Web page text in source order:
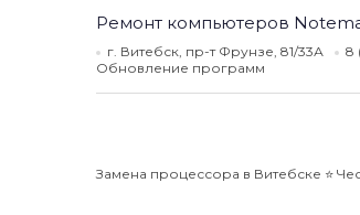
Ремонт компьютеров
г. Витебск, пр-т Фрунзе, 81/33А 8
Обновление программ
Замена процессора в Витебске ⭐️